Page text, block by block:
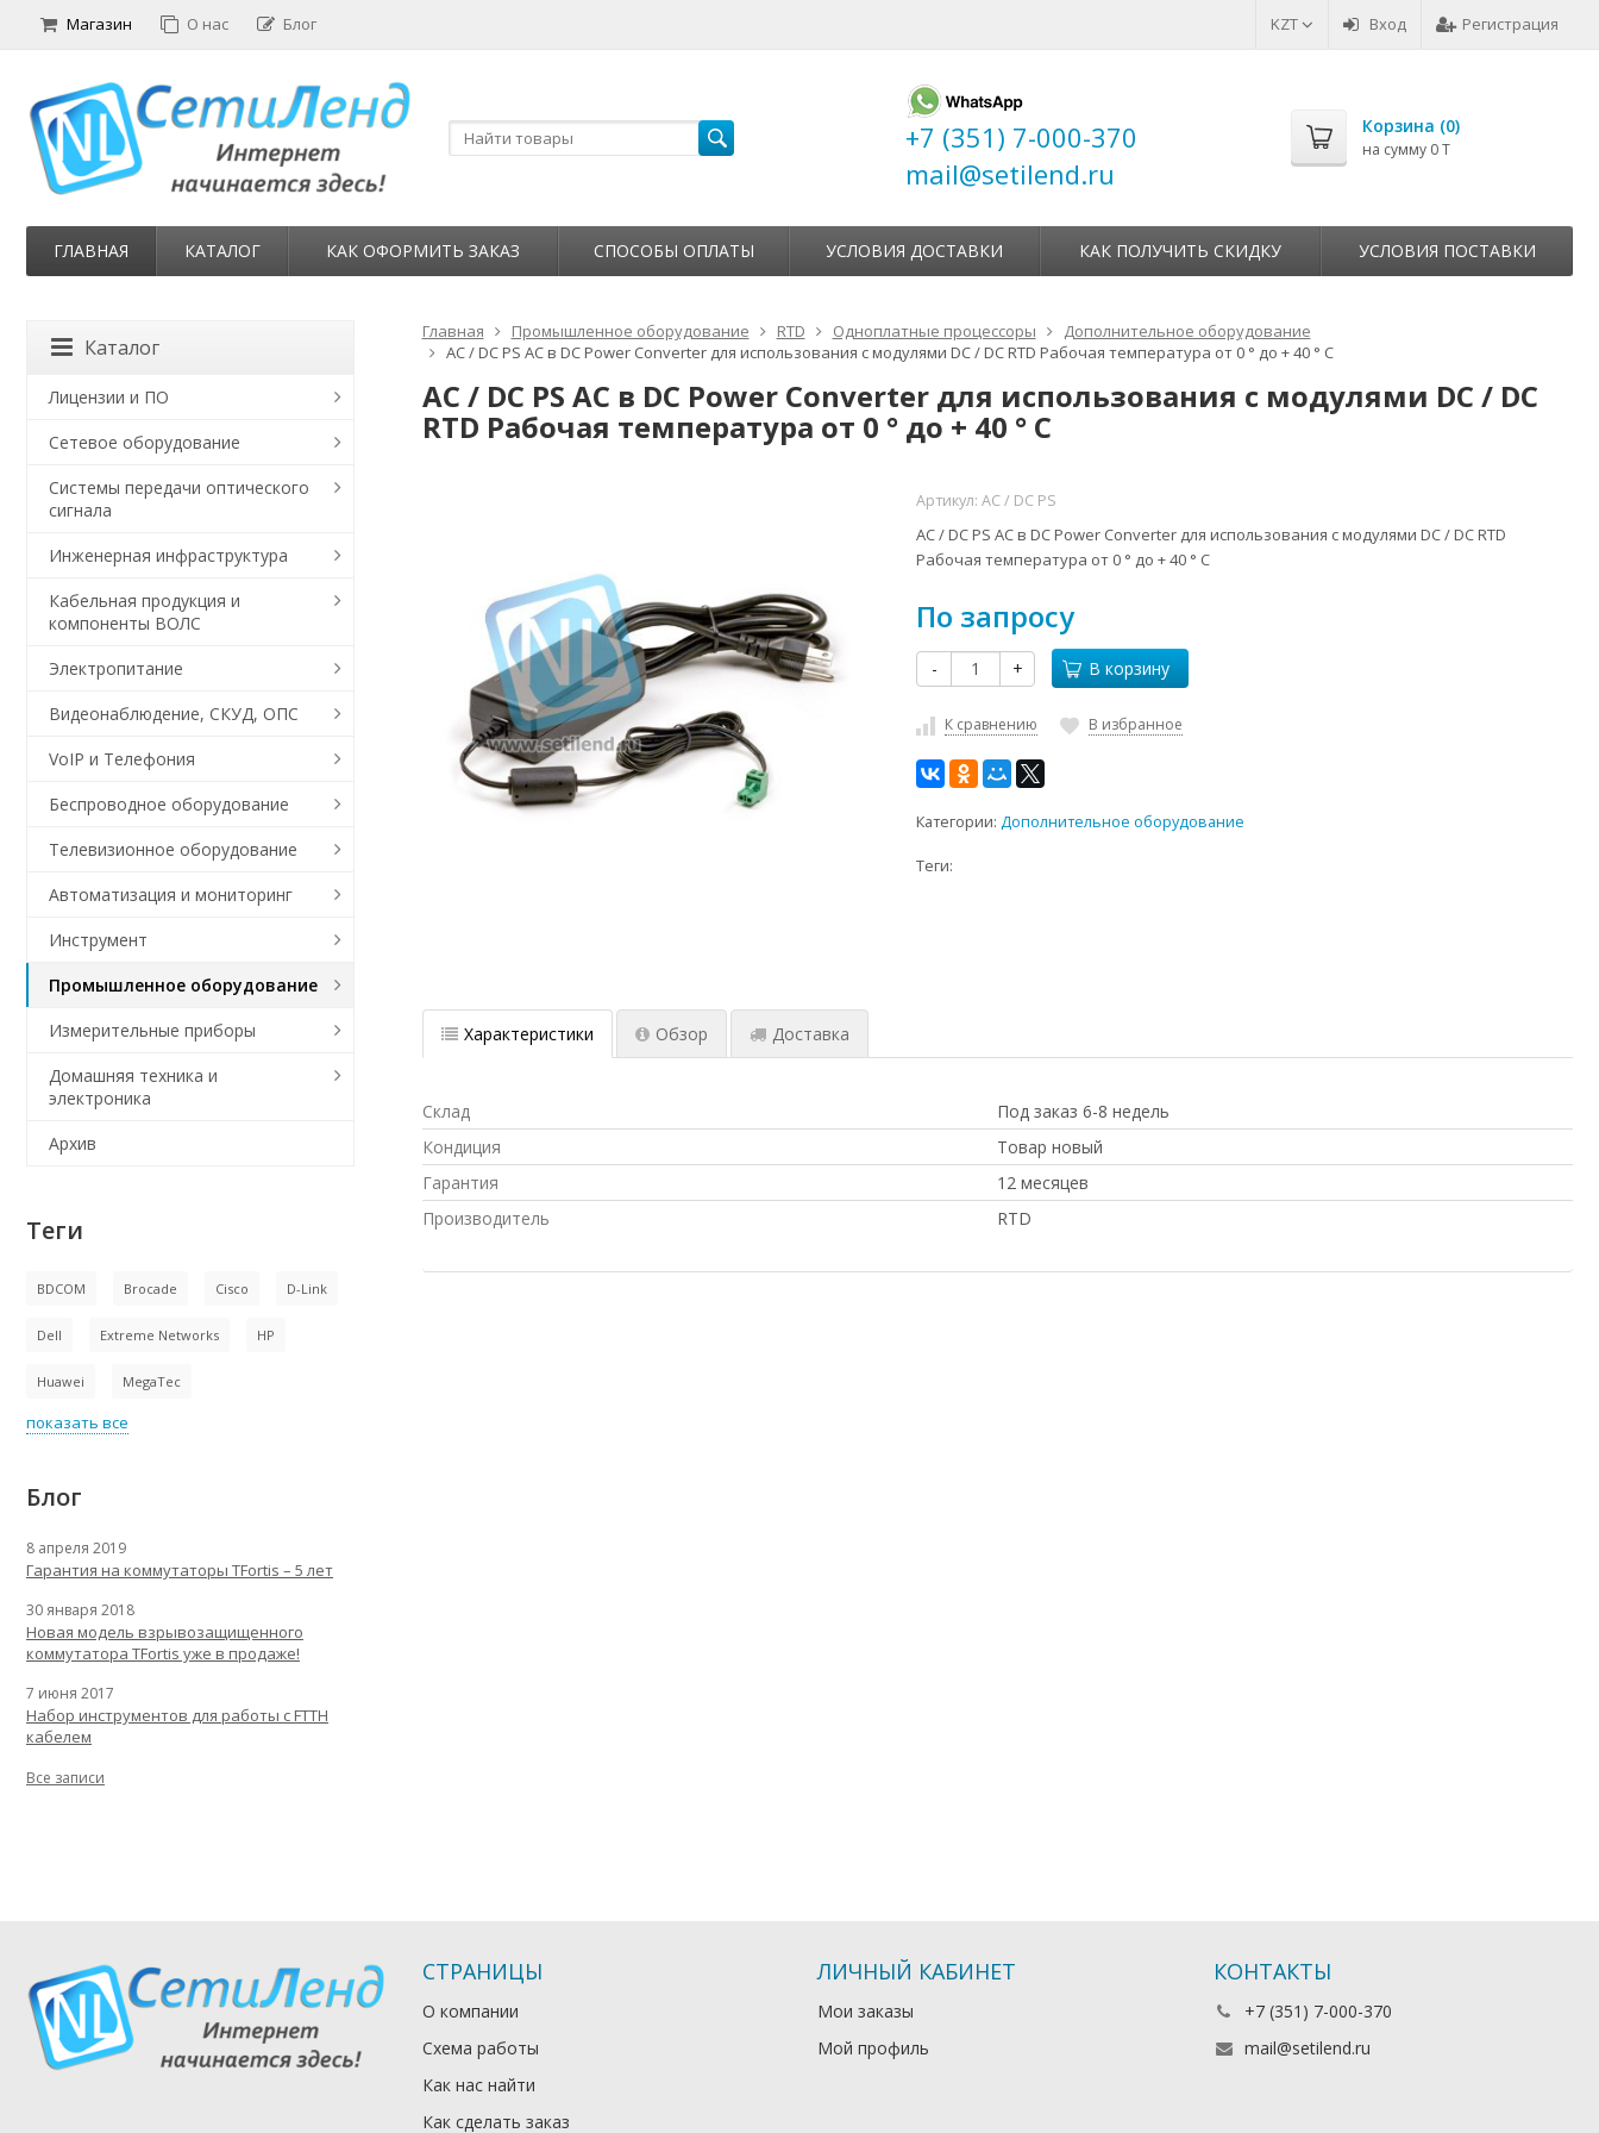
KZT Вход Регистрация
Магазин О нас Блог
+7 (351) 7-000-370
mail@setilend.ru
Корзина (0)
на сумму 0 T
ГЛАВНАЯ КАТАЛОГ КАК ОФОРМИТЬ ЗАКАЗ СПОСОБЫ ОПЛАТЫ УСЛОВИЯ ДОСТАВКИ КАК ПОЛУЧИТЬ СКИДКУ УСЛОВИЯ ПОСТАВКИ
Главная Промышленное оборудование RTD Одноплатные процессоры
Дополнительное оборудование
AC / DC PS AC в DC Power Converter для использования с модулями DC / DC RTD Рабочая температура от 0 ° до + 40 ° C
AC / DC PS AC в DC Power Converter для использования с модулями DC / DC
RTD Рабочая температура от 0 ° до + 40 ° C
Артикул:AC / DC PS
AC / DC PS AC в DC Power Converter для использования с модулями DC / DC RTD
Рабочая температура от 0 ° до + 40 ° C
По запросу
- + В корзину
К сравнению В избранное
Категории:Дополнительное оборудование
Теги:
Характеристики Обзор Доставка
Склад
Под заказ 6-8 недель
Кондиция
Товар новый
Гарантия
12 месяцев
Производитель
RTD
Каталог
Лицензии и ПО
Сетевое оборудование
Системы передачи оптического
сигнала
Инженерная инфраструктура
Кабельная продукция и
компоненты ВОЛС
Электропитание
Видеонаблюдение, СКУД, ОПС
VoIP и Телефония
Беспроводное оборудование
Телевизионное оборудование
Автоматизация и мониторинг
Инструмент
Промышленное оборудование
Измерительные приборы
Домашняя техника и
электроника
Архив
Теги
BDCOM Brocade Cisco D-Link
Dell Extreme Networks HP
Huawei MegaTec
показать все
Блог
8 апреля 2019
Гарантия на коммутаторы TFortis – 5 лет
30 января 2018
Новая модель взрывозащищенного
коммутатора TFortis уже в продаже!
7 июня 2017
Набор инструментов для работы с FTTH
кабелем
Все записи
СТРАНИЦЫ
О компании
Схема работы
Как нас найти
Как сделать заказ
ЛИЧНЫЙ КАБИНЕТ
Мои заказы
Мой профиль
КОНТАКТЫ
+7 (351) 7-000-370
mail@setilend.ru